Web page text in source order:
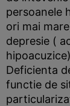
persoanele
ori mai
depresie (
Deficienta
functie de